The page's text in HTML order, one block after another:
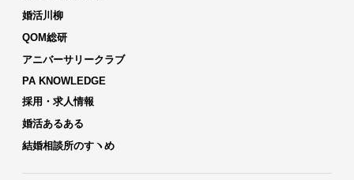
婚活川柳
QOM総研
アニバーサリークラブ
PA KNOWLEDGE
採用・求人情報
婚活あるある
結婚相談所のすヽめ